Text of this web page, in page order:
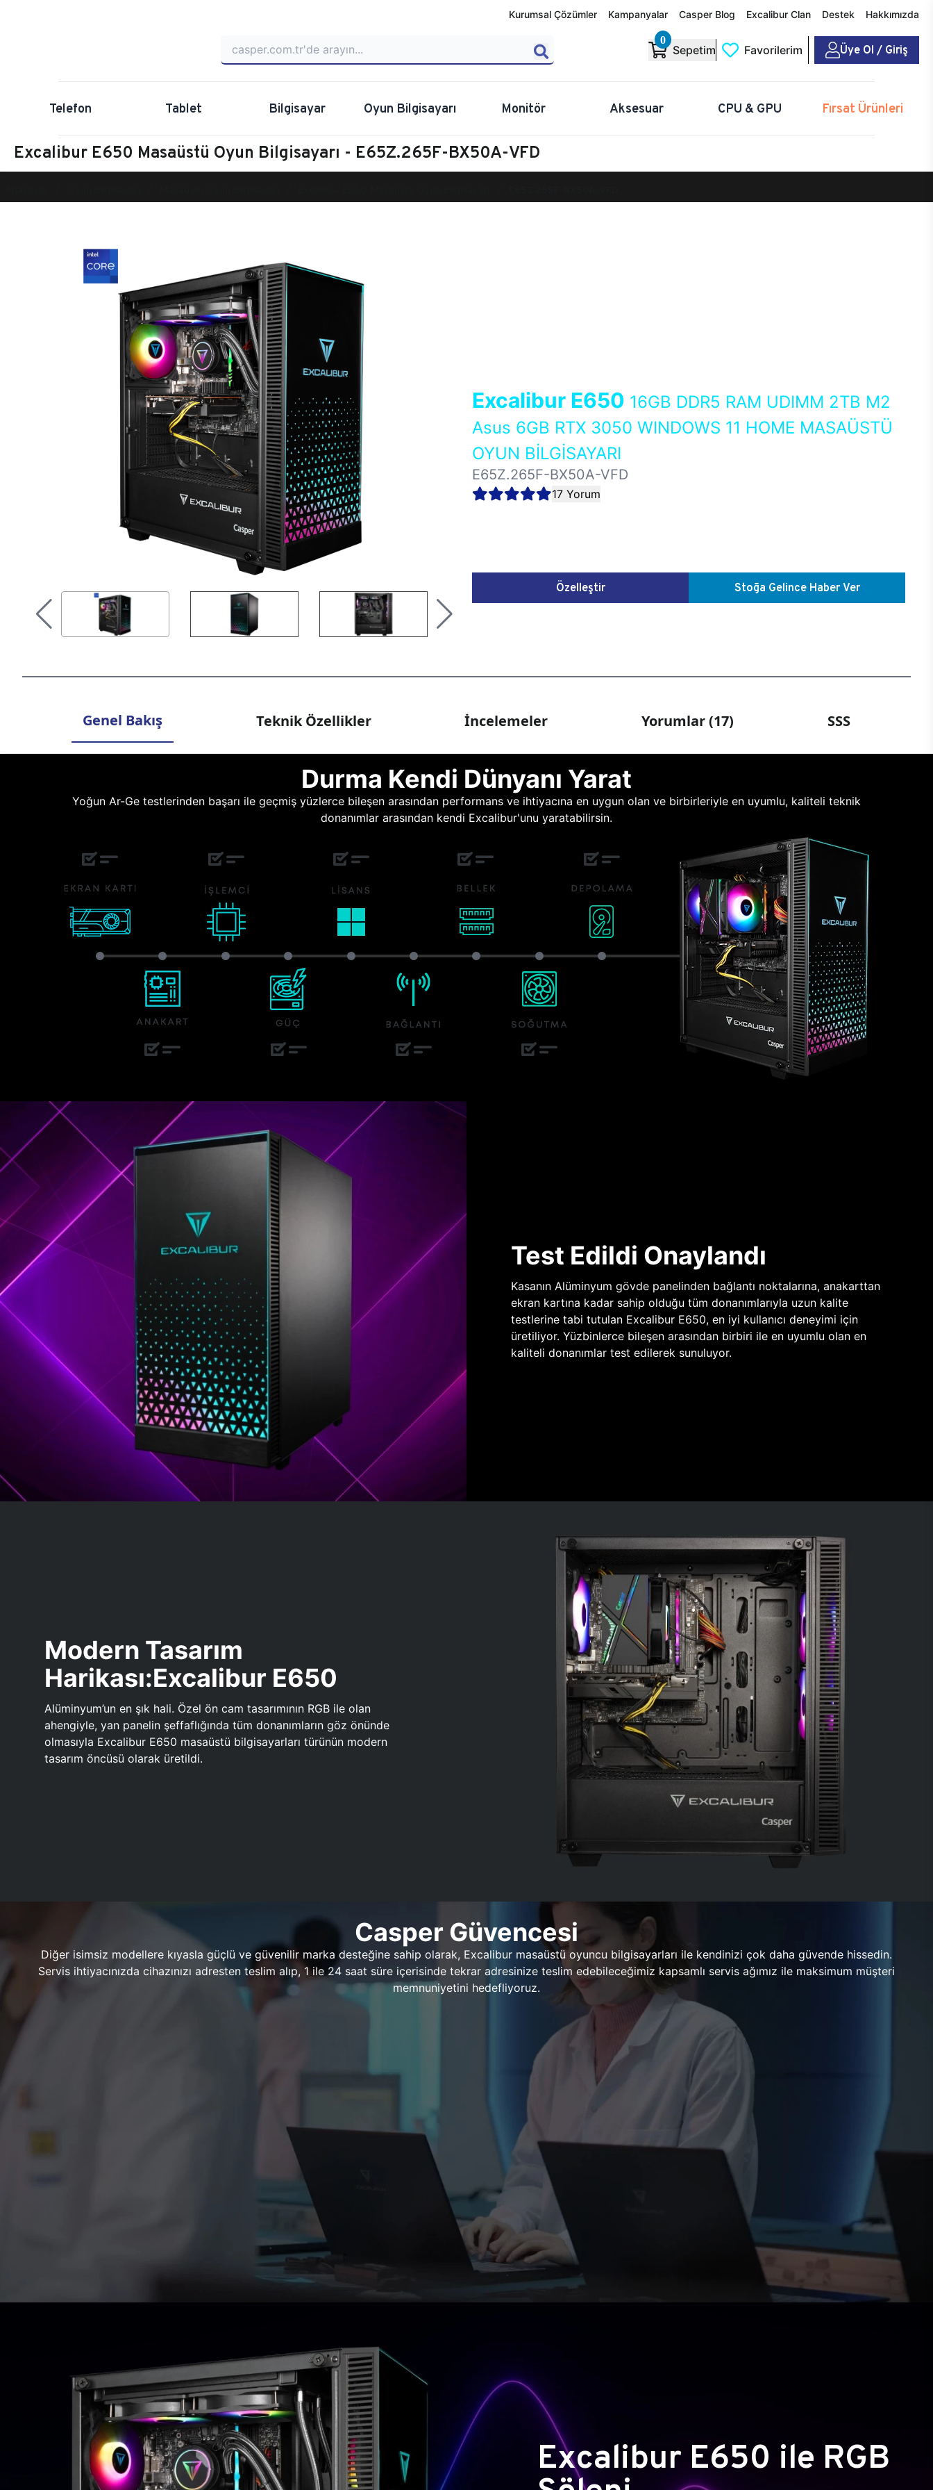
Kurumsal Çözümler Kampanyalar Casper Blog Excalibur Clan Destek Hakkımızda
0
Sepetim Favorilerim Üye Ol / Giriş
Telefon Tablet Bilgisayar Oyun Bilgisayarı Monitör Aksesuar CPU & GPU Fırsat Ürünleri
Excalibur E650 Masaüstü Oyun Bilgisayarı - E65Z.265F-BX50A-VFD
Excalibur E650 16GB DDR5 RAM UDIMM 2TB M2
Asus 6GB RTX 3050 WINDOWS 11 HOME MASAÜSTÜ
OYUN BİLGİSAYARI
E65Z.265F-BX50A-VFD
17 Yorum
Özelleştir Stoğa Gelince Haber Ver
Genel Bakış Teknik Özellikler İncelemeler Yorumlar (17) SSS
Durma Kendi Dünyanı Yarat
Yoğun Ar-Ge testlerinden başarı ile geçmiş yüzlerce bileşen arasından performans ve ihtiyacına en uygun olan ve birbirleriyle en uyumlu, kaliteli teknik
donanımlar arasından kendi Excalibur'unu yaratabilirsin.
Test Edildi Onaylandı
Kasanın Alüminyum gövde panelinden bağlantı noktalarına, anakarttan
ekran kartına kadar sahip olduğu tüm donanımlarıyla uzun kalite
testlerine tabi tutulan Excalibur E650, en iyi kullanıcı deneyimi için
üretiliyor. Yüzbinlerce bileşen arasından birbiri ile en uyumlu olan en
kaliteli donanımlar test edilerek sunuluyor.
Modern Tasarım
Harikası:Excalibur E650
Alüminyum’un en şık hali. Özel ön cam tasarımının RGB ile olan
ahengiyle, yan panelin şeffaflığında tüm donanımların göz önünde
olmasıyla Excalibur E650 masaüstü bilgisayarları türünün modern
tasarım öncüsü olarak üretildi.
Casper Güvencesi
Diğer isimsiz modellere kıyasla güçlü ve güvenilir marka desteğine sahip olarak, Excalibur masaüstü oyuncu bilgisayarları ile kendinizi çok daha güvende hissedin.
Servis ihtiyacınızda cihazınızı adresten teslim alıp, 1 ile 24 saat süre içerisinde tekrar adresinize teslim edebileceğimiz kapsamlı servis ağımız ile maksimum müşteri
memnuniyetini hedefliyoruz.
Excalibur E650 ile RGB